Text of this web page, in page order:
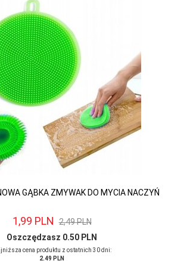
GĄBKA ZMYWAK DO MYCIA NACZYŃ
1,99 PLN 2,49 PLN
Oszczędzasz 0.50 PLN
cena produktu z ostatnich 30 dni:
2.49 PLN